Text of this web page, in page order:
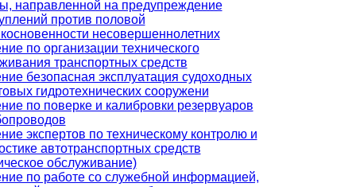
направленной на предупреждение
против половой
несовершеннолетних
по организации технического
транспортных средств
безопасная эксплуатация судоходных
гидротехнических сооружени
по поверке и калибровки резервуаров
экспертов по техническому контролю и
автотранспортных средств
обслуживание)
по работе со служебной информацией,